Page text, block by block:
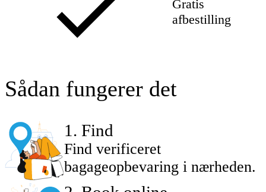
Gratis
afbestilling
Sådan fungerer det
1 . Find
Find verificeret
bagageopbevaring i nærheden.